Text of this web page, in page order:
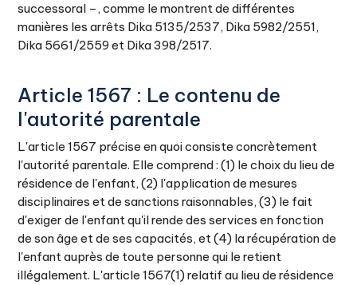
successoral –, comme le montrent de différentes
manières les arrêts Dika 5135/2537, Dika 5982/2551,
Dika 5661/2559 et Dika 398/2517.
Article 1567 : Le contenu de
l'autorité parentale
L'article 1567 précise en quoi consiste concrètement
l'autorité parentale. Elle comprend : (1) le choix du lieu de
résidence de l'enfant, (2) l'application de mesures
disciplinaires et de sanctions raisonnables, (3) le fait
d'exiger de l'enfant qu'il rende des services en fonction
de son âge et de ses capacités, et (4) la récupération de
l'enfant auprès de toute personne qui le retient
illégalement. L'article 1567(1) relatif au lieu de résidence